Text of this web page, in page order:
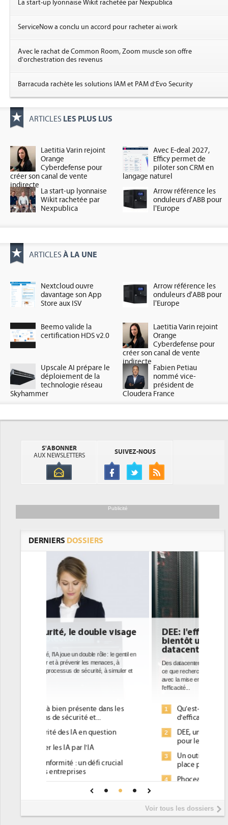
La start-up lyonnaise Wikit rachetée par Nexpublica
ServiceNow a conclu un accord pour racheter ai.work
Avec le rachat de Common Room, Zoom muscle son offre
d'orchestration des revenus
Barracuda rachète les solutions IAM et PAM d'Evo Security
ARTICLES LES PLUS LUS
Laetitia Varin rejoint
Orange
Cyberdefense pour
créer son canal de vente
indirecte
Avec E-deal 2027,
Efficy permet de
piloter son CRM en
langage naturel
La start-up lyonnaise
Wikit rachetée par
Nexpublica
Arrow référence les
onduleurs d'ABB pour
l'Europe
ARTICLES À LA UNE
Nextcloud ouvre
davantage son App
Store aux ISV
Arrow référence les
onduleurs d'ABB pour
l'Europe
Beemo valide la
certification HDS v2.0
Laetitia Varin rejoint
Orange
Cyberdefense pour
créer son canal de vente
indirecte
Upscale AI prépare le
déploiement de la
technologie réseau
Skyhammer
Fabien Petiau
nommé vice-
président de
Cloudera France
S'ABONNER
AUX NEWSLETTERS
SUIVEZ-NOUS
Publicité
DERNIERS DOSSIERS
DEE: l'efficacité énergétique
bientôt une obligation pour les
datacenters
Des datacenters plus durables et plus efficaces, c'est
ce que recherchent les pouvoirs publics européens
avec la mise en oeuvre de la nouvelle Directive sur
1
Qu'est-ce que la DEE (directive
d'efficacité énergétique) ?
2
DEE, une pression administrative
Un outillage et des services déjà en
place pour répondre à...
Phocea DC dans les cordes pour la
Interview de Fabrice Coquio,
président de Digital Realty...Voir tous les dossiers